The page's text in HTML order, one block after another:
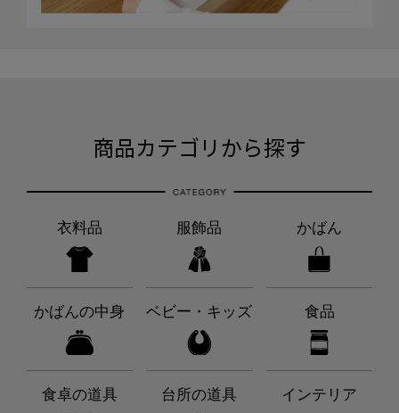
商品カテゴリから探す
衣料品 服飾品 かばん
かばんの中身 ベビー・キッズ 食品
食卓の道具 台所の道具 インテリア